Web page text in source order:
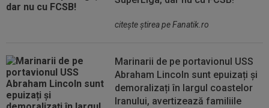
citeşte ştirea pe Fanatik.ro
Marinarii de pe portavionul USS
Abraham Lincoln sunt epuizați și
demoralizați în largul coastelor
Iranului, avertizează familiile